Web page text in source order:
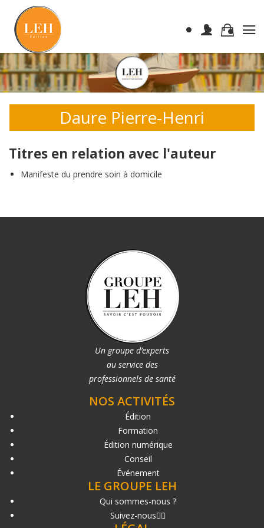
Daure Pierre-Henri
Titres en relation avec l'auteur
Manifeste du prendre soin à domicile
Un groupe d’experts
au service des
professionnels de santé
NOS ACTIVITÉS
Édition
Formation
Édition numérique
Conseil
Événement
LE GROUPE LEH
Qui sommes-nous ?
Suivez-nous